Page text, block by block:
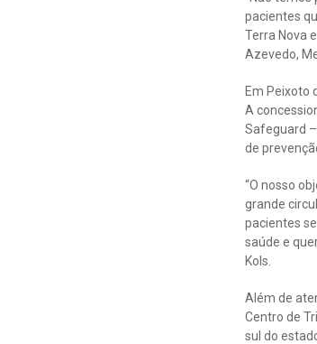
pacientes
Terra Nova
Azevedo,
Em Peixoto
A
Safeguard
de
“O nosso
grande
pacientes
saúde e
Kols.
Além de
Centro de
sul do